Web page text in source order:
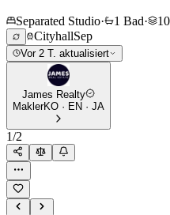
Separated Studio· 1 Bad·
CityhallSep
Vor 2 T. aktualisiert
James Realty
MaklerKO · EN · JA
1/2